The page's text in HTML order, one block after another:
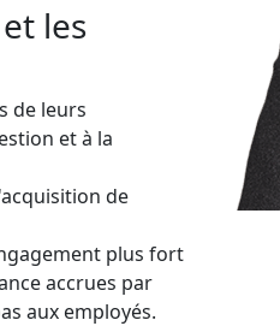
les
de leurs
et à la
de
plus fort
accrues par
aux employés.